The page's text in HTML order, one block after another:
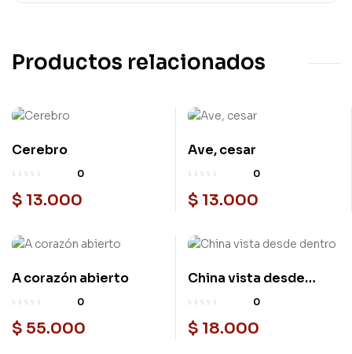
Productos relacionados
Cerebro
0
$ 13.000
Ave, cesar
0
$ 13.000
A corazón abierto
0
$ 55.000
China vista desde
dentro
0
$ 18.000